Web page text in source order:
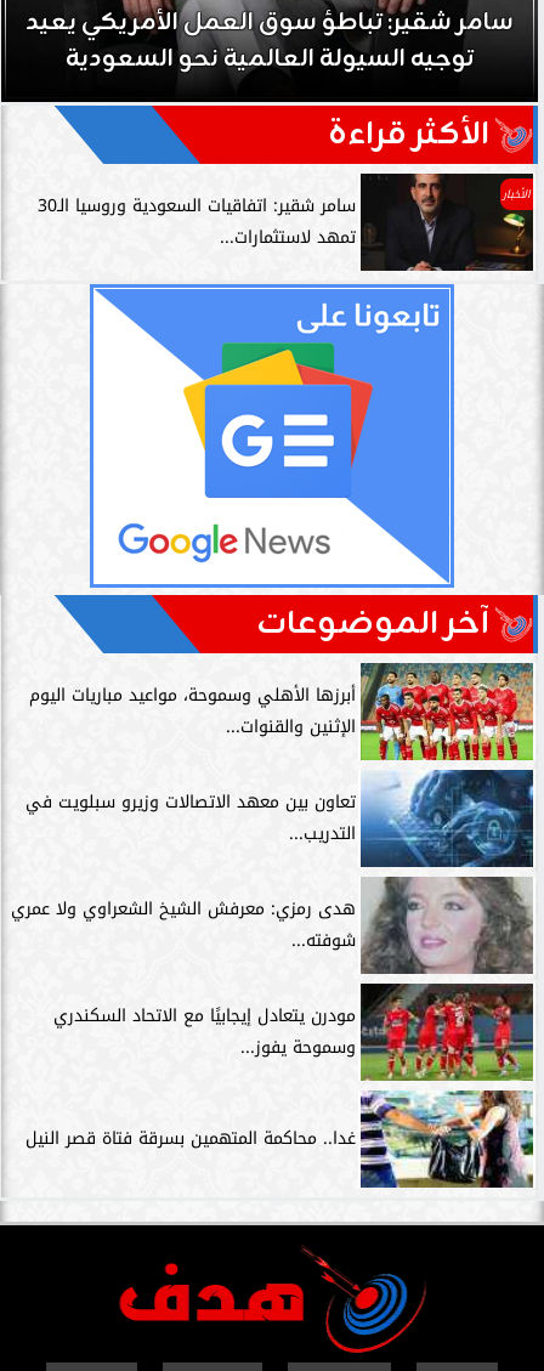
سامر شقير: تباطؤ سوق العمل الأمريكي يعيد
توجيه السيولة العالمية نحو السعودية
الأكثر قراءة
الأخبار
سامر شقير: اتفاقيات السعودية وروسيا الـ30
تمهد لاستثمارات...
آخر الموضوعات
أبرزها الأهلي وسموحة، مواعيد مباريات اليوم
الإثنين والقنوات...
تعاون بين معهد الاتصالات وزيرو سبلويت في
التدريب...
هدى رمزي: معرفش الشيخ الشعراوي ولا عمري
شوفته...
مودرن يتعادل إيجابيًا مع الاتحاد السكندري
وسموحة يفوز...
غدا.. محاكمة المتهمين بسرقة فتاة قصر النيل